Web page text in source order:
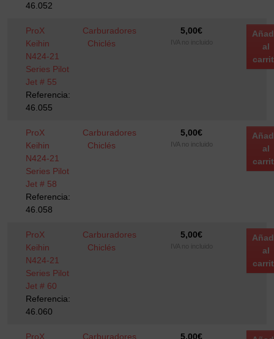
46.052
ProX
Keihin
N424-21
Series Pilot
Jet # 55
Referencia:
46.055
Carburadores
Chiclés
5,00€
IVA no incluido
al
ProX
Keihin
N424-21
Series Pilot
Jet # 58
Referencia:
46.058
Carburadores
Chiclés
5,00€
IVA no incluido
al
ProX
Keihin
N424-21
Series Pilot
Jet # 60
Referencia:
46.060
Carburadores
Chiclés
5,00€
IVA no incluido
al
ProX
Carburadores
5,00€